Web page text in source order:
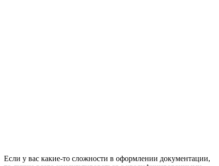
Если у вас какие-то сложности в оформлении документации,